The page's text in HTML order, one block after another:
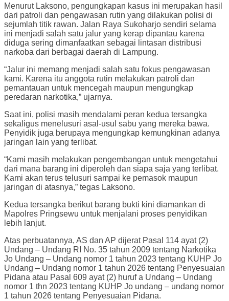
Menurut Laksono, pengungkapan kasus ini merupakan hasil
dari patroli dan pengawasan rutin yang dilakukan polisi di
sejumlah titik rawan. Jalan Raya Sukoharjo sendiri selama
ini menjadi salah satu jalur yang kerap dipantau karena
diduga sering dimanfaatkan sebagai lintasan distribusi
narkoba dari berbagai daerah di Lampung.
“Jalur ini memang menjadi salah satu fokus pengawasan
kami. Karena itu anggota rutin melakukan patroli dan
pemantauan untuk mencegah maupun mengungkap
peredaran narkotika,” ujarnya.
Saat ini, polisi masih mendalami peran kedua tersangka
sekaligus menelusuri asal-usul sabu yang mereka bawa.
Penyidik juga berupaya mengungkap kemungkinan adanya
jaringan lain yang terlibat.
“Kami masih melakukan pengembangan untuk mengetahui
dari mana barang ini diperoleh dan siapa saja yang terlibat.
Kami akan terus telusuri sampai ke pemasok maupun
jaringan di atasnya,” tegas Laksono.
Kedua tersangka berikut barang bukti kini diamankan di
Mapolres Pringsewu untuk menjalani proses penyidikan
lebih lanjut.
Atas perbuatannya, AS dan AP dijerat Pasal 114 ayat (2)
Undang – Undang RI No. 35 tahun 2009 tentang Narkotika
Jo Undang – Undang nomor 1 tahun 2023 tentang KUHP Jo
Undang – Undang nomor 1 tahun 2026 tentang Penyesuaian
Pidana atau Pasal 609 ayat (2) huruf a Undang – Undang
nomor 1 thn 2023 tentang KUHP Jo undang – undang nomor
1 tahun 2026 tentang Penyesuaian Pidana.